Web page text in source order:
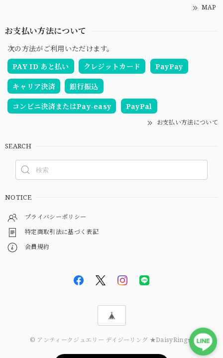
MAP
お支払い方法について
次の方法がご利用いただけます。
PAY ID あと払い
クレジットカード PayPay
キャリア決済 銀行振込
コンビニ決済またはPay-easy PayPal
お支払い方法について
SEARCH
NOTICE
プライバシーポリシー
特定商取引法に基づく表記
会員規約
© アンティークジュエリー デイジーリング ★DaisyRing★